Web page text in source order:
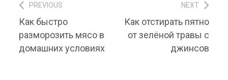
Навигация по записям
PREVIOUS
Previous post:
Как быстро
разморозить мясо в
домашних условиях
NEXT
Next post:
Как отстирать пятно
от зелёной травы с
джинсов